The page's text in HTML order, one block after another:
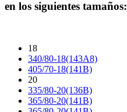
en los siguientes tamaños:
18
340/80-18(143A8)
405/70-18(141B)
20
335/80-20(136B)
365/80-20(141B)